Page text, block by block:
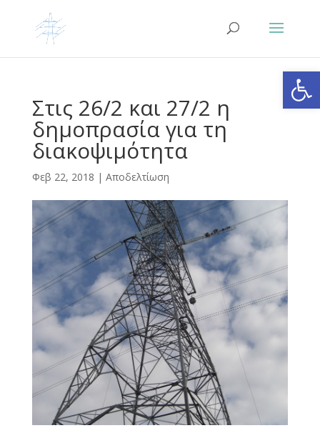
Στις 26/2 και 27/2 η
δημοπρασία για τη
διακοψιμότητα
Φεβ 22, 2018 | Αποδελτίωση